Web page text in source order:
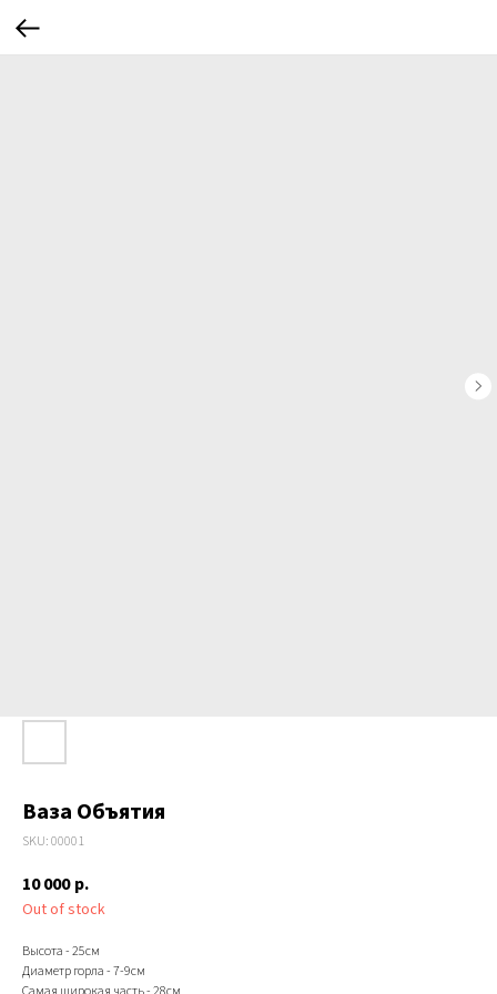
Ваза Объятия
SKU:00001
10 000 р.
Out of stock
Высота - 25см
Диаметр горла - 7-9см